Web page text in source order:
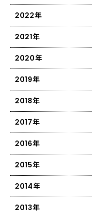
2022年
2021年
2020年
2019年
2018年
2017年
2016年
2015年
2014年
2013年